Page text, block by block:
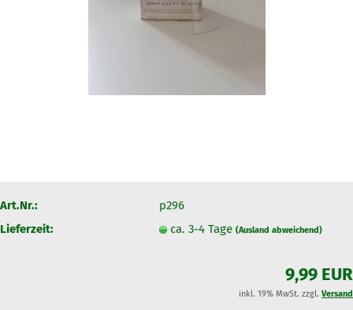
Art.Nr.:
p296
Lieferzeit:
ca. 3-4 Tage (Ausland abweichend)
9,99 EUR
inkl. 19% MwSt. zzgl. Versand